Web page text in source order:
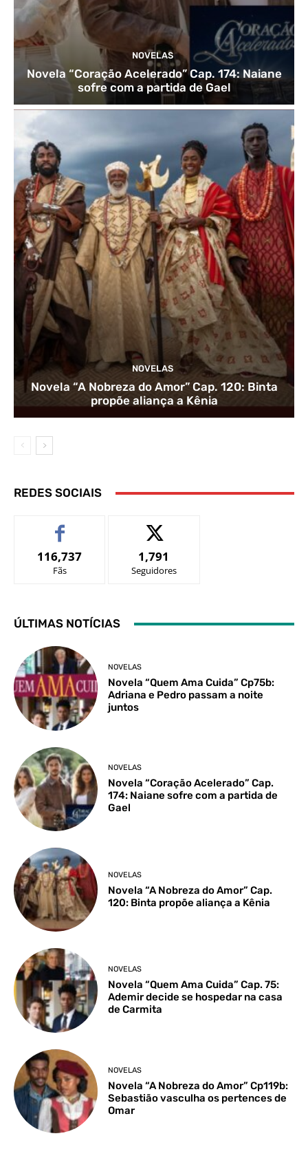
NOVELAS
Novela “Coração Acelerado” Cap. 174: Naiane
sofre com a partida de Gael
NOVELAS
Novela “A Nobreza do Amor” Cap. 120: Binta
propõe aliança a Kênia
REDES SOCIAIS
116,737
Fãs
1,791
Seguidores
ÚLTIMAS NOTÍCIAS
NOVELAS
Novela “Quem Ama Cuida” Cp75b:
Adriana e Pedro passam a noite
juntos
NOVELAS
Novela “Coração Acelerado” Cap.
174: Naiane sofre com a partida de
Gael
NOVELAS
Novela “A Nobreza do Amor” Cap.
120: Binta propõe aliança a Kênia
NOVELAS
Novela “Quem Ama Cuida” Cap. 75:
Ademir decide se hospedar na casa
de Carmita
NOVELAS
Novela “A Nobreza do Amor” Cp119b:
Sebastião vasculha os pertences de
Omar